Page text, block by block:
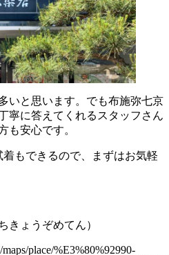
いと思います。でも布施弥七京
寧に答えてくれるスタッフさん
も安心です。
もできるので、まずはお気軽
きょうぞめてん）
place/%E3%80%92990-